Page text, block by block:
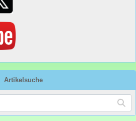
Artikelsuche